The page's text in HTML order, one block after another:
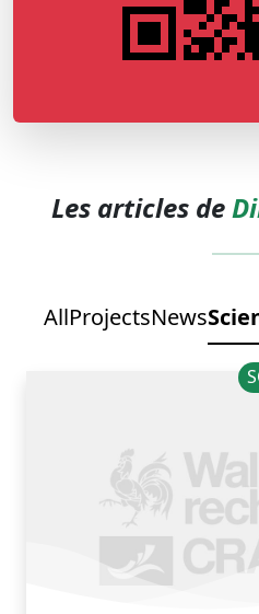
Les articles de
AllProjectsNews